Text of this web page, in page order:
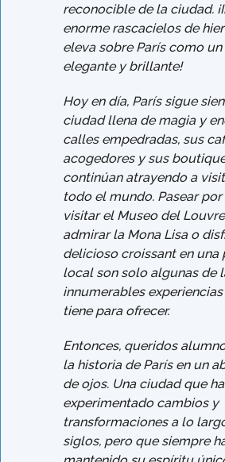
reconocible de la ciudad.
enorme rascacielos de
eleva sobre París como
elegante y brillante!
Hoy en día, París sigue
ciudad llena de magia y
calles empedradas, sus
acogedores y sus
continúan atrayendo a
todo el mundo. Pasear por
visitar el Museo del
admirar la Mona Lisa o
delicioso croissant en una
local son solo algunas de
innumerables
tiene para ofrecer.
Entonces, queridos
la historia de París en un
de ojos. Una ciudad que ha
experimentado cambios y
transformaciones a lo
siglos, pero que siempre